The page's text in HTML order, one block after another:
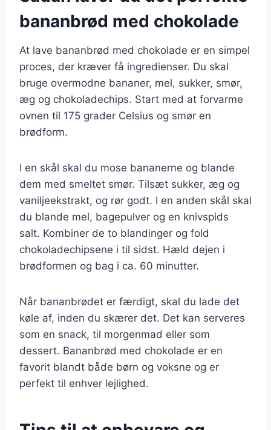
bananbrød med chokolade
At lave bananbrød med chokolade er en simpel
proces, der kræver få ingredienser. Du skal
bruge overmodne bananer, mel, sukker, smør,
æg og chokoladechips. Start med at forvarme
ovnen til 175 grader Celsius og smør en
brødform.
I en skål skal du mose bananerne og blande
dem med smeltet smør. Tilsæt sukker, æg og
vaniljeekstrakt, og rør godt. I en anden skål skal
du blande mel, bagepulver og en knivspids
salt. Kombiner de to blandinger og fold
chokoladechipsene i til sidst. Hæld dejen i
brødformen og bag i ca. 60 minutter.
Når bananbrødet er færdigt, skal du lade det
køle af, inden du skærer det. Det kan serveres
som en snack, til morgenmad eller som
dessert. Bananbrød med chokolade er en
favorit blandt både børn og voksne og er
perfekt til enhver lejlighed.